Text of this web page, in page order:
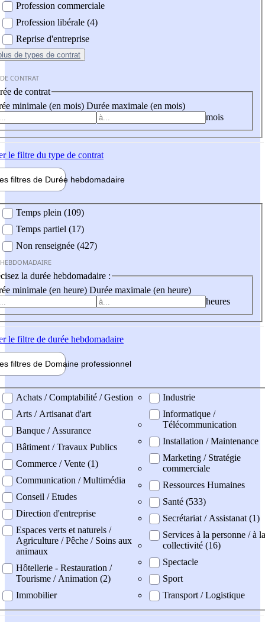
Profession commerciale
Profession libérale (4)
Reprise d'entreprise
de types de contrat
CONTRAT
de contrat
minimale (en mois) Durée maximale (en mois)
mois
le filtre du type de contrat
filtres de Durée hebdomadaire
Temps plein (109)
Temps partiel (17)
Non renseignée (427)
la durée hebdomadaire :
minimale (en heure) Durée maximale (en heure)
heures
le filtre de durée hebdomadaire
filtres de Domaine professionnel
professionel
Achats / Comptabilité / Gestion
Arts / Artisanat d'art
Banque / Assurance
Bâtiment / Travaux Publics
Commerce / Vente (1)
Communication / Multimédia
Conseil / Etudes
Direction d'entreprise
Espaces verts et naturels /
Agriculture / Pêche / Soins aux
animaux
Hôtellerie - Restauration /
Tourisme / Animation (2)
Immobilier
Industrie
Informatique /
Télécommunication
Installation / Maintenance
Marketing / Stratégie
commerciale
Ressources Humaines
Santé (533)
Secrétariat / Assistanat (1)
Services à la personne / à la
collectivité (16)
Spectacle
Sport
Transport / Logistique